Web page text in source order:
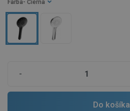
Farba - Čierna
-
Do košíka